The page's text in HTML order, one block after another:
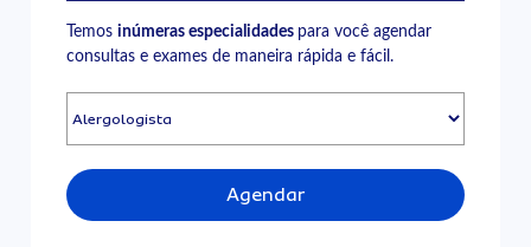
Temosinúmeras especialidades para você agendar
consultas e exames de maneira rápida e fácil.
Agendar